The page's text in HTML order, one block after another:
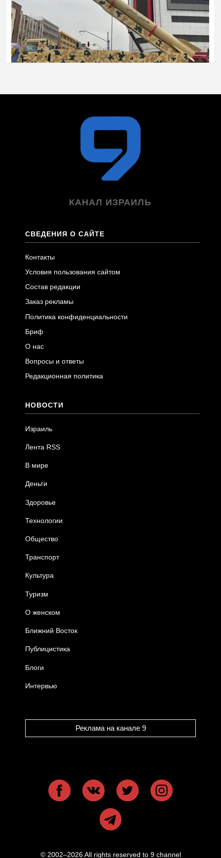
КАНАЛ ИЗРАИЛЬ
СВЕДЕНИЯ О САЙТЕ
Контакты
Условия пользования сайтом
Состав редакции
Заказ рекламы
Политика конфиденциальности
Бриф
О нас
Вопросы и ответы
Редакционная политика
НОВОСТИ
Израиль
Лента RSS
В мире
Деньги
Здоровье
Технологии
Общество
Транспорт
Культура
Туризм
О женском
Ближний Восток
Публицистика
Блоги
Интервью
Реклама на канале 9
© 2002–2026 All rights reserved to 9 channel